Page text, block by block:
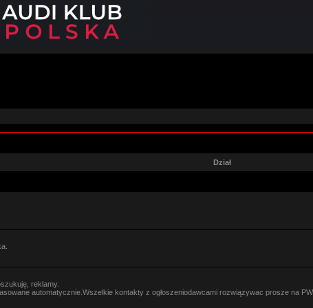
Dział
reklamy.
automatycznie.Wszelkie kontakty z ogłoszeniodawcami rozwiązywac prosze na PW